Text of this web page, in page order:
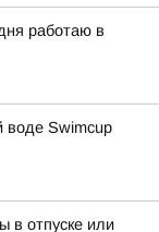
работаю в
воде Swimcup
в отпуске или